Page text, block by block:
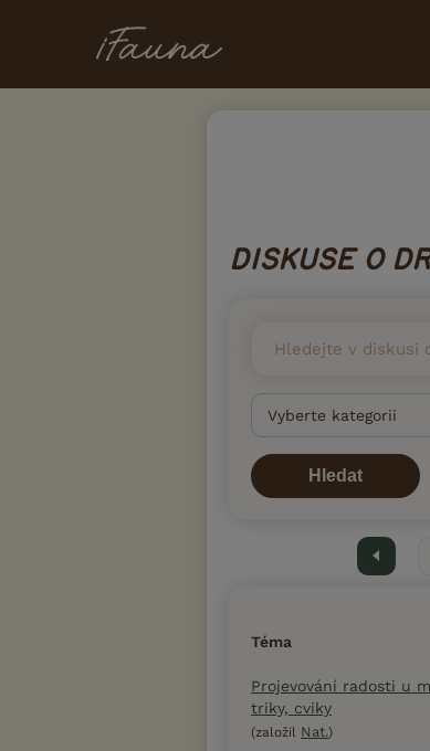
DISKUSE O
Hledat
Předchozí
Téma
Projevování radosti u
triky, cviky
(založil Nat.)